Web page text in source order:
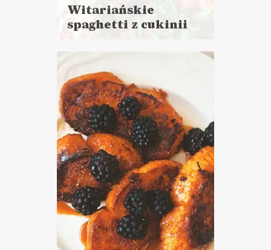
Witariańskie
spaghetti z cukinii
więcej
do 30 minut
DANIA GŁÓWNE
LUNCHE DO PRACY
PRZYSTAWKI
DLA OCHŁODY ?